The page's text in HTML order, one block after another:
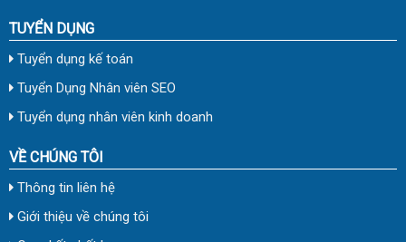
TUYỂN DỤNG
Tuyển dụng kế toán
Tuyển Dụng Nhân viên SEO
Tuyển dụng nhân viên kinh doanh
VỀ CHÚNG TÔI
Thông tin liên hệ
Giới thiệu về chúng tôi